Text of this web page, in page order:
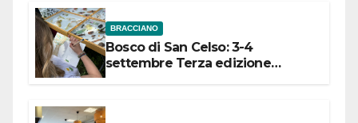
BRACCIANO
Bosco di San Celso: 3-4
settembre Terza edizione